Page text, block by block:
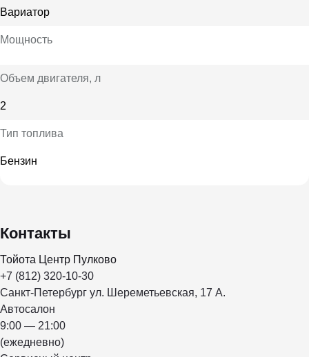
Вариатор
Мощность
Объем двигателя, л
2
Тип топлива
Бензин
Контакты
Тойота Центр Пулково
+7 (812) 320-10-30
Санкт-Петербург ул. Шереметьевская, 17 А.
Автосалон
9:00 — 21:00
(ежедневно)